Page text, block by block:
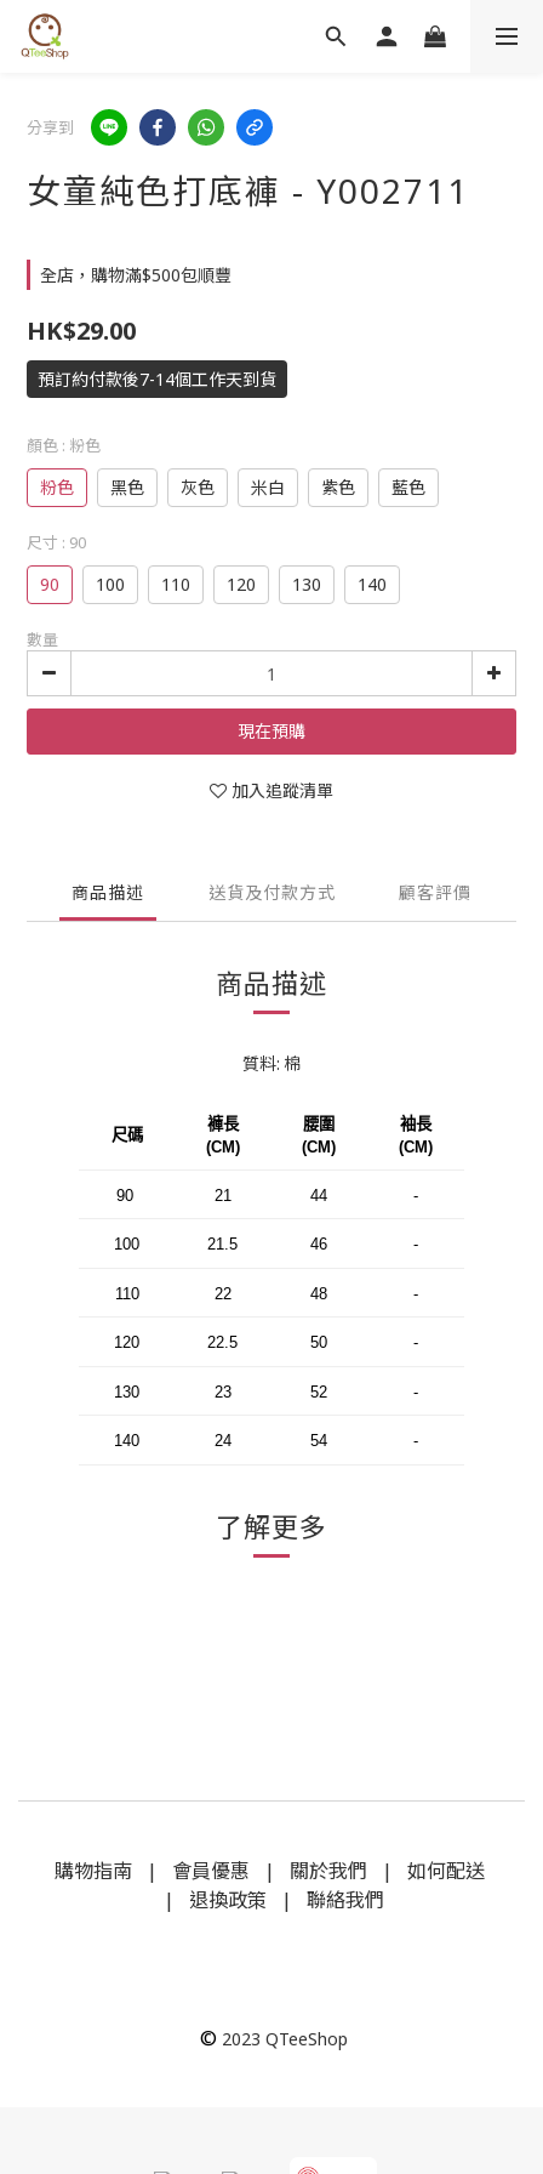
分享到
女童純色打底褲 - Y002711
全店，購物滿$500包順豐
HK$29.00
預訂約付款後7-14個工作天到貨
顏色 : 粉色
粉色 黑色 灰色 米白 紫色 藍色
尺寸 : 90
90 100 110 120 130 140
數量
現在預購
加入追蹤清單
商品描述 送貨及付款方式 顧客評價
商品描述
質料: 棉
尺碼
褲長
(CM)
腰圍
(CM)
袖長
(CM)
90 21 44 -
100 21.5 46 -
110 22 48 -
120 22.5 50 -
130 23 52 -
140 24 54 -
了解更多
購物指南| 會員優惠 | 關於我們 | 如何配送
| 退換政策 | 聯絡我們
© 2023 QTeeShop